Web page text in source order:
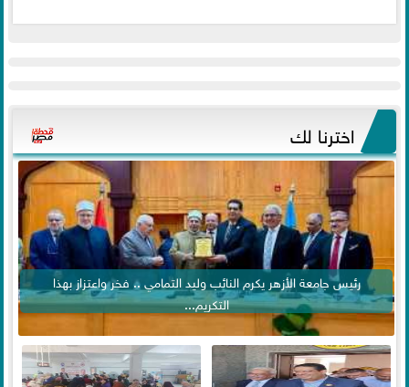
اخترنا لك
رئيس جامعة الأزهر يكرم النائب وليد التمامي .. فخر واعتزاز بهذا
التكريم...